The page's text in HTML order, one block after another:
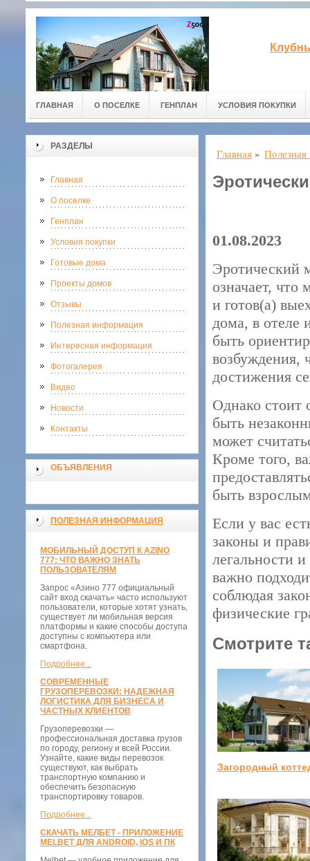
ГЛАВНАЯ О ПОСЕЛКЕ ГЕНПЛАН УСЛОВИЯ ПОКУПКИ
РАЗДЕЛЫ
Главная
О поселке
Генплан
Условия покупки
Готовые дома
Проекты домов
Отзывы
Полезная информация
Интересная информация
Фотогалерея
Видео
Новости
Контакты
ОБЪЯВЛЕНИЯ
ПОЛЕЗНАЯ ИНФОРМАЦИЯ
МОБИЛЬНЫЙ ДОСТУП К AZINO
777: ЧТО ВАЖНО ЗНАТЬ
ПОЛЬЗОВАТЕЛЯМ
Запрос «Азино 777 официальный
сайт вход скачать» часто используют
пользователи, которые хотят узнать,
существует ли мобильная версия
платформы и какие способы доступа
доступны с компьютера или
смартфона.
Подробнее...
СОВРЕМЕННЫЕ
ГРУЗОПЕРЕВОЗКИ: НАДЕЖНАЯ
ЛОГИСТИКА ДЛЯ БИЗНЕСА И
ЧАСТНЫХ КЛИЕНТОВ
Грузоперевозки —
профессиональная доставка грузов
по городу, региону и всей России.
Узнайте, какие виды перевозок
существуют, как выбрать
транспортную компанию и
обеспечить безопасную
транспортировку товаров.
Подробнее...
СКАЧАТЬ МЕЛБЕТ - ПРИЛОЖЕНИЕ
MELBET ДЛЯ ANDROID, IOS И ПК
Главная »
01.08.2023
Эротический
означает, что
и готов(а)
дома, в отеле
быть
возбуждения,
достижения
Однако стоит
быть
может
Кроме того,
быть
Если у вас
законы и
легальности
важно
соблюдая
физические
Смотрите
Загородный